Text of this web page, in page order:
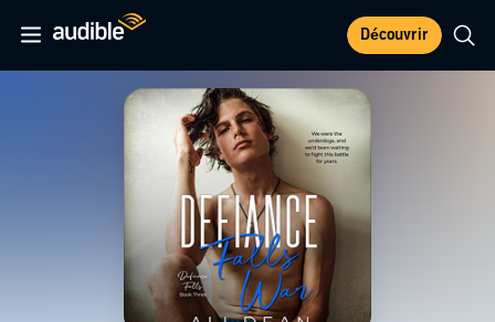
Découvrir